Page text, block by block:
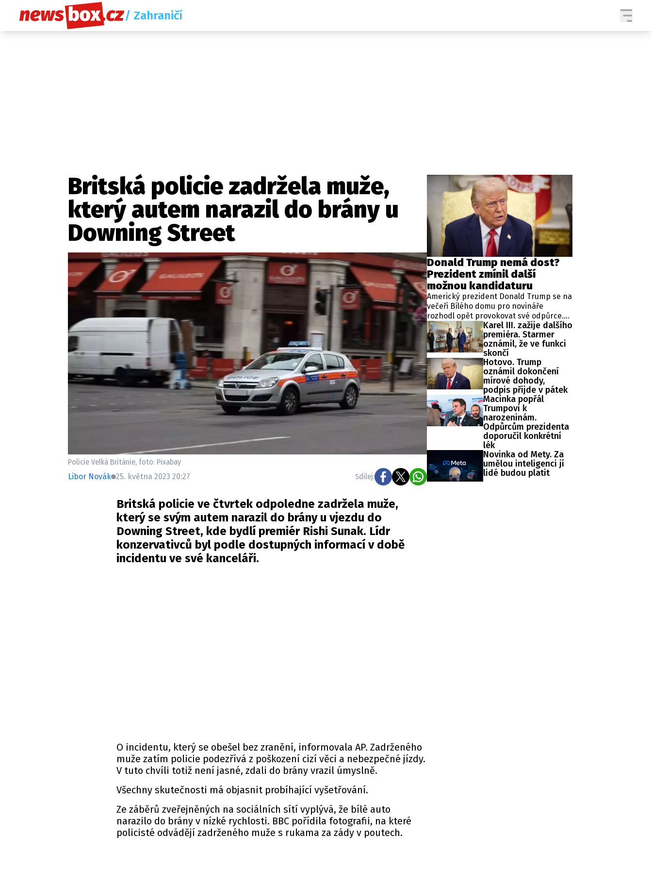
/ Zahraničí
Etický kodex Redakce Kontakt Vydavatel Inzerce Osobní údaje / Cookies Volná místa
Provozovatelem serveru newsbox.cz je INCORP MEDIA GROUP s.r.o., IČ: 118 23 054
SLEDUJTE NÁS NA
Zaznamenali jste událost? Máte pro nás důležitou zprávu, příběh, fotografie, videa?
Pošlete nám mail na: redakce@newsbox.cz
Nejlepší z vás odměníme
Britská policie zadržela muže,
který autem narazil do brány u
Downing Street
Policie Velká Británie, foto: Pixabay
Libor Novák 25. května 2023 20:27 Sdílej:
Britská policie ve čtvrtek odpoledne zadržela muže,
který se svým autem narazil do brány u vjezdu do
Downing Street, kde bydlí premiér Rishi Sunak. Lídr
konzervativců byl podle dostupných informací v době
incidentu ve své kanceláři.
O incidentu, který se obešel bez zranění, informovala AP. Zadrženého
muže zatím policie podezřívá z poškození cizí věci a nebezpečné jízdy.
V tuto chvíli totiž není jasné, zdali do brány vrazil úmyslně.
Všechny skutečnosti má objasnit probíhající vyšetřování.
Ze záběrů zveřejněných na sociálních sítí vyplývá, že bílé auto
narazilo do brány v nízké rychlosti. BBC pořídila fotografii, na které
policisté odvádějí zadrženého muže s rukama za zády v poutech.
Donald Trump nemá dost?
Prezident zmínil další
možnou kandidaturu
Americký prezident Donald Trump se na
večeři Bílého domu pro novináře
rozhodl opět provokovat své odpůrce.
Vtipkoval totiž o čtvrté kandidatuře v
prezidentských volbách, která je mu
podle zákonů zapovězena, protože
momentálně vykonává již druhý mandát
ve funkci hlavy státu.
Karel III. zažije dalšího
premiéra. Starmer
oznámil, že ve funkci
skončí
Hotovo. Trump
oznámil dokončení
mírové dohody,
podpis přijde v pátek
Macinka popřál
Trumpovi k
narozeninám.
Odpůrcům prezidenta
doporučil konkrétní
lék
Novinka od Mety. Za
umělou inteligenci jí
lidé budou platit